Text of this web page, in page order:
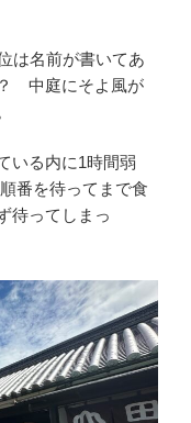
は名前が書いてあ
中庭にそよ風が
いる内に1時間弱
番を待ってまで食
待ってしまっ